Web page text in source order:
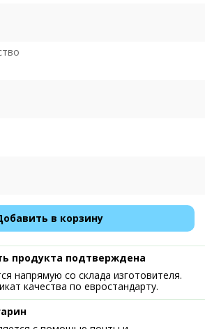
в корзину
продукта подтверждена
напрямую со склада изготовителя.
качества по евростандарту.